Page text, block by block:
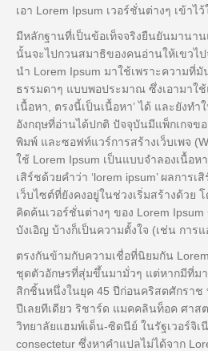
เอา Lorem Ipsum เวอร์ชั่นต่างๆ เข้าไ
มีหลักฐานที่เป็นข้อเท็จจริงยืนยันมานาน
นั้นจะไปกวนสมาธิของคนอ่านให้เขวไป
นำ Lorem Ipsum มาใช้เพราะความที่
ธรรมดาๆ แบบพอประมาณ ซึ่งเอามาใช้
เนื้อหา, ตรงนี้เป็นเนื้อหา’ ได้ และยังทำ
อังกฤษที่อ่านได้ปกติ ปัจจุบันมีแพ็กเกจข
พิมพ์ และซอฟท์แวร์การสร้างเว็บเพจ
ใช้ Lorem Ipsum เป็นแบบจำลองเนื้อ
เสิร์ชด้วยคำว่า ‘lorem ipsum’ ผลการ
เว็บไซต์ที่ยังคงอยู่ในช่วงเริ่มสร้างด้วย
คิดค้นเวอร์ชั่นต่างๆ ของ Lorem
บังเอิญ บ้างก็เป็นความตั้งใจ (เช่น การ
ตรงกันข้ามกับความเชื่อที่นิยมกัน
ชุดตัวอักษรที่สุ่มขึ้นมามั่วๆ แต่หากมีที่ม
สิกชิ้นหนึ่งในยุค 45 ปีก่อนคริสตศักราช
ปีเลยทีเดียว ริชาร์ด แมคคลินท็อค ศาส
วิทยาลัยแฮมพ์เด็น-ซิดนีย์ ในรัฐเวอร์จิ
consectetur ซึ่งหาคำแปลไม่ได้จาก